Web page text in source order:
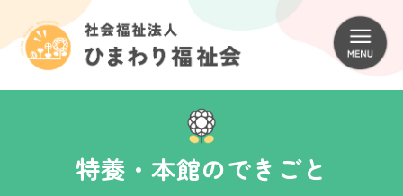
特養・本館のできごと